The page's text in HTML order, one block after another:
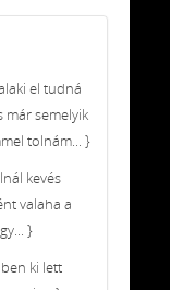
el tudná
már semelyik
tolnám... }
kevés
valaha a
}
ki lett